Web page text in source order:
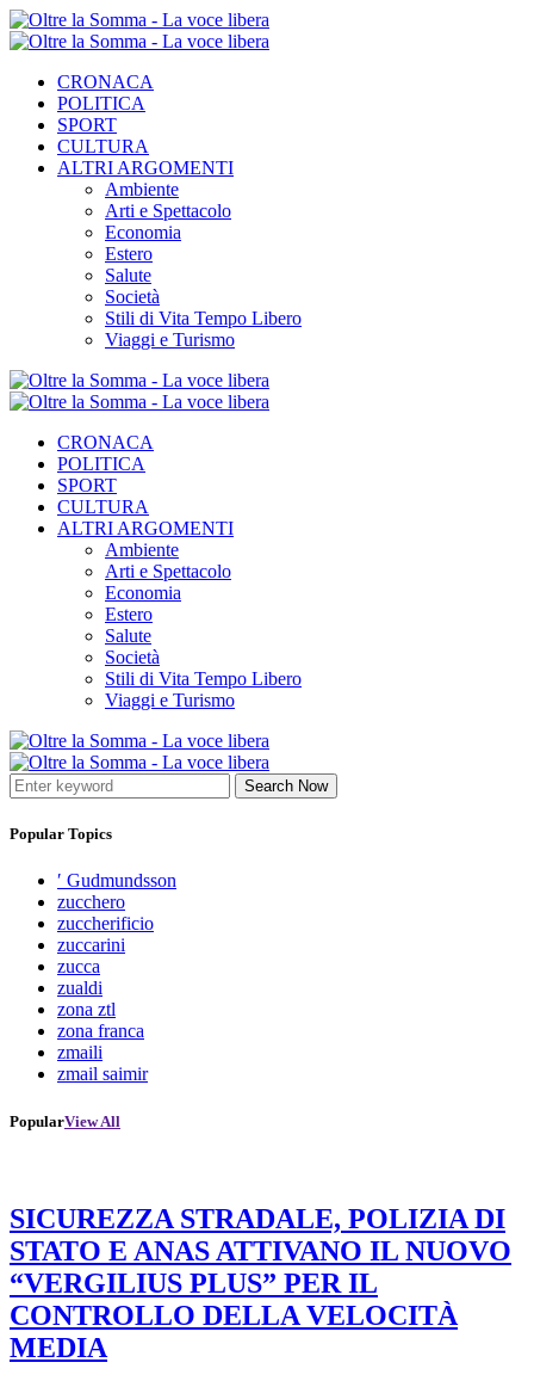
CRONACA
POLITICA
SPORT
CULTURA
ALTRI ARGOMENTI
Ambiente
Arti e Spettacolo
Economia
Estero
Salute
Società
Stili di Vita Tempo Libero
Viaggi e Turismo
CRONACA
POLITICA
SPORT
CULTURA
ALTRI ARGOMENTI
Ambiente
Arti e Spettacolo
Economia
Estero
Salute
Società
Stili di Vita Tempo Libero
Viaggi e Turismo
Search Now
Popular Topics
′ Gudmundsson
zucchero
zuccherificio
zuccarini
zucca
zualdi
zona ztl
zona franca
zmaili
zmail saimir
PopularView All
SICUREZZA STRADALE, POLIZIA DI
STATO E ANAS ATTIVANO IL NUOVO
“VERGILIUS PLUS” PER IL
CONTROLLO DELLA VELOCITÀ
MEDIA